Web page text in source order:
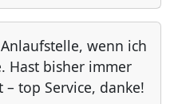
wenn ich
Hast bisher immer
top Service, danke!